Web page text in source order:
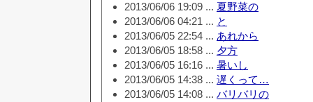
2013/06/06 19:09 ... 夏野菜の
2013/06/06 04:21 ... と
2013/06/05 22:54 ... あれから
2013/06/05 18:58 ... 夕方
2013/06/05 16:16 ... 暑いし
2013/06/05 14:38 ... 遅くって…
2013/06/05 14:08 ... バリバリの